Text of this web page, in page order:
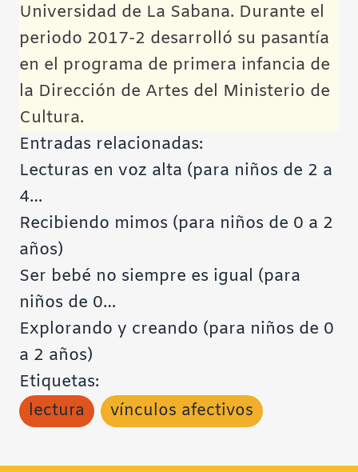
Universidad de La Sabana. Durante el
periodo 2017-2 desarrolló su pasantía
en el programa de primera infancia de
la Dirección de Artes del Ministerio de
Cultura.
Entradas relacionadas:
Lecturas en voz alta (para niños de 2 a
4…
Recibiendo mimos (para niños de 0 a 2
años)
Ser bebé no siempre es igual (para
niños de 0…
Explorando y creando (para niños de 0
a 2 años)
Etiquetas:
lectura
vínculos afectivos